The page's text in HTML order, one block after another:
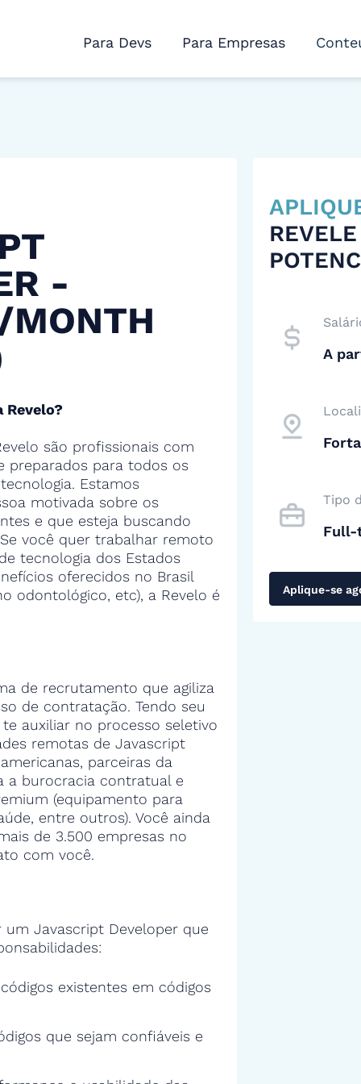
Para Devs Para Empresas
-
Revelo?
são profissionais com
preparados para todos os
Estamos
motivada sobre os
e que esteja buscando
você quer trabalhar remoto
tecnologia dos Estados
oferecidos no Brasil
odontológico, etc), a Revelo é
de recrutamento que agiliza
de contratação. Tendo seu
auxiliar no processo seletivo
remotas de Javascript
parceiras da
a burocracia contratual e
(equipamento para
entre outros). Você ainda
de 3.500 empresas no
com você.
Javascript Developer que
existentes em códigos
que sejam confiáveis e
A
Tipo
Full-
Aplique-se